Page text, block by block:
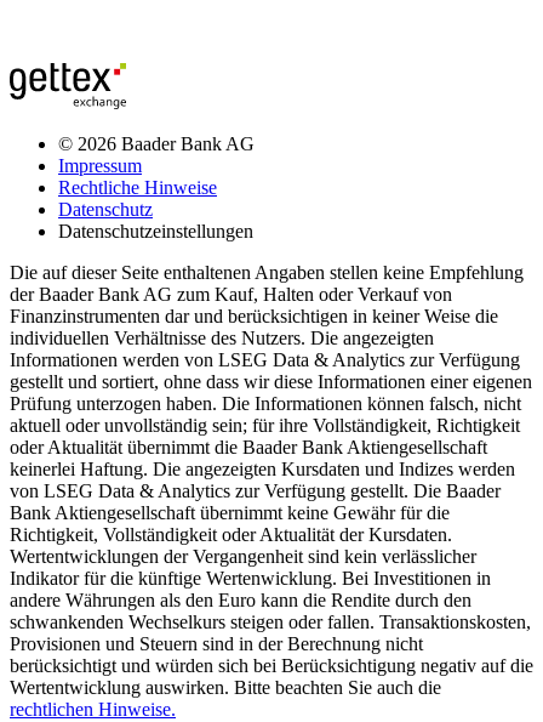
© 2026 Baader Bank AG
Impressum
Rechtliche Hinweise
Datenschutz
Datenschutzeinstellungen
Die auf dieser Seite enthaltenen Angaben stellen keine Empfehlung
der Baader Bank AG zum Kauf, Halten oder Verkauf von
Finanzinstrumenten dar und berücksichtigen in keiner Weise die
individuellen Verhältnisse des Nutzers. Die angezeigten
Informationen werden von LSEG Data & Analytics zur Verfügung
gestellt und sortiert, ohne dass wir diese Informationen einer eigenen
Prüfung unterzogen haben. Die Informationen können falsch, nicht
aktuell oder unvollständig sein; für ihre Vollständigkeit, Richtigkeit
oder Aktualität übernimmt die Baader Bank Aktiengesellschaft
keinerlei Haftung. Die angezeigten Kursdaten und Indizes werden
von LSEG Data & Analytics zur Verfügung gestellt. Die Baader
Bank Aktiengesellschaft übernimmt keine Gewähr für die
Richtigkeit, Vollständigkeit oder Aktualität der Kursdaten.
Wertentwicklungen der Vergangenheit sind kein verlässlicher
Indikator für die künftige Wertenwicklung. Bei Investitionen in
andere Währungen als den Euro kann die Rendite durch den
schwankenden Wechselkurs steigen oder fallen. Transaktionskosten,
Provisionen und Steuern sind in der Berechnung nicht
berücksichtigt und würden sich bei Berücksichtigung negativ auf die
Wertentwicklung auswirken. Bitte beachten Sie auch die
rechtlichen Hinweise.